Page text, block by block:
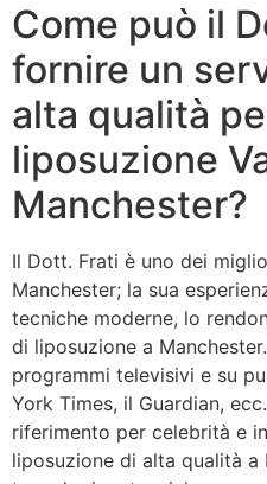
Come può il
fornire un
alta qualità
liposuzione
Manchester?
Il Dott. Frati è uno dei
Manchester; la sua
tecniche moderne, lo
di liposuzione a
programmi televisivi e su
York Times, il Guardian,
riferimento per celebrità e
liposuzione di alta qualità a